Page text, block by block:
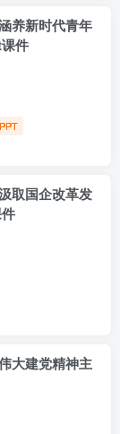
养新时代青年
件
取国企改革发
大建党精神主